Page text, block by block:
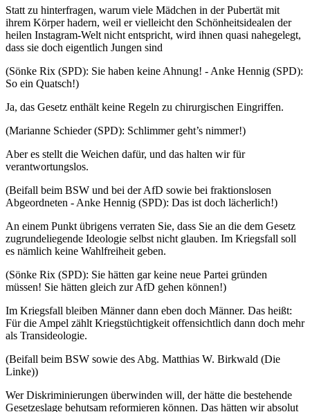
Statt zu hinterfragen, warum viele Mädchen in der Pubertät mit
ihrem Körper hadern, weil er vielleicht den Schönheitsidealen der
heilen Instagram-Welt nicht entspricht, wird ihnen quasi nahegelegt,
dass sie doch eigentlich Jungen sind
(Sönke Rix (SPD): Sie haben keine Ahnung! - Anke Hennig (SPD):
So ein Quatsch!)
Ja, das Gesetz enthält keine Regeln zu chirurgischen Eingriffen.
(Marianne Schieder (SPD): Schlimmer geht’s nimmer!)
Aber es stellt die Weichen dafür, und das halten wir für
verantwortungslos.
(Beifall beim BSW und bei der AfD sowie bei fraktionslosen
Abgeordneten - Anke Hennig (SPD): Das ist doch lächerlich!)
An einem Punkt übrigens verraten Sie, dass Sie an die dem Gesetz
zugrundeliegende Ideologie selbst nicht glauben. Im Kriegsfall soll
es nämlich keine Wahlfreiheit geben.
(Sönke Rix (SPD): Sie hätten gar keine neue Partei gründen
müssen! Sie hätten gleich zur AfD gehen können!)
Im Kriegsfall bleiben Männer dann eben doch Männer. Das heißt:
Für die Ampel zählt Kriegstüchtigkeit offensichtlich dann doch mehr
als Transideologie.
(Beifall beim BSW sowie des Abg. Matthias W. Birkwald (Die
Linke))
Wer Diskriminierungen überwinden will, der hätte die bestehende
Gesetzeslage behutsam reformieren können. Das hätten wir absolut